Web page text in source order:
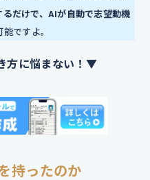
るだけで、AIが自動で志望動機
ですよ。
方に悩まない！▼
持ったのか